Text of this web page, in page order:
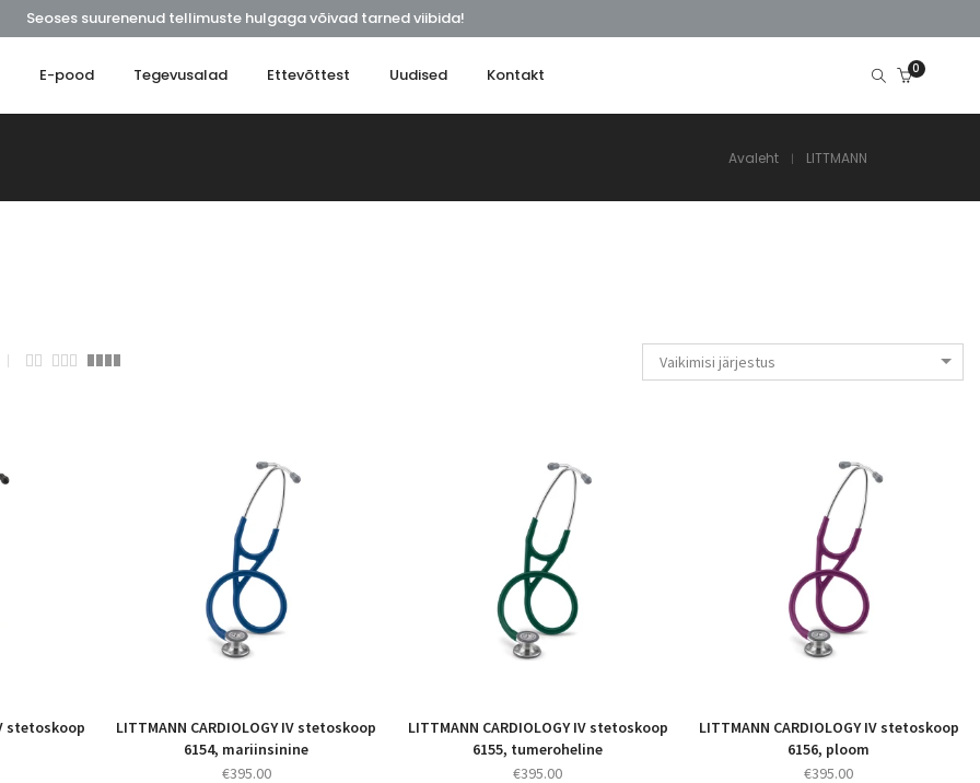
Seoses suurenenud tellimuste hulgaga võivad tarned viibida!
E-pood Tegevusalad Ettevõttest Uudised Kontakt 0
Avaleht LITTMANN
Vaikimisi järjestus
stetoskoop
LITTMANN CARDIOLOGY IV stetoskoop
6154, mariinsinine
€395.00
LITTMANN CARDIOLOGY IV stetoskoop
6155, tumeroheline
€395.00
LITTMANN CARDIOLOGY IV stetoskoop
6156, ploom
€395.00